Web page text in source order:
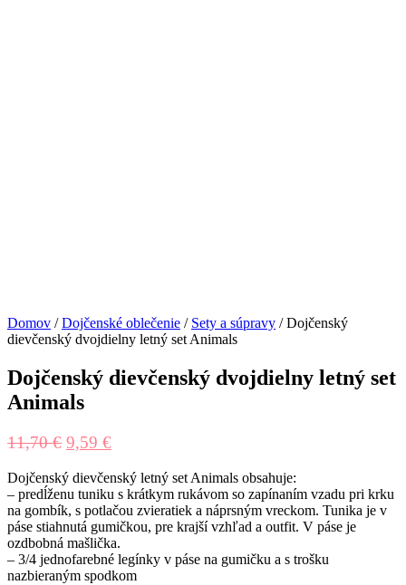
Domov /Dojčenské oblečenie / Sety a súpravy / Dojčenský
dievčenský dvojdielny letný set Animals
Dojčenský dievčenský dvojdielny letný set
Animals
11,70€ 9,59 €
Dojčenský dievčenský letný set Animals obsahuje:
– predĺženu tuniku s krátkym rukávom so zapínaním vzadu pri krku
na gombík, s potlačou zvieratiek a náprsným vreckom. Tunika je v
páse stiahnutá gumičkou, pre krajší vzhľad a outfit. V páse je
ozdbobná mašlička.
– 3/4 jednofarebné legínky v páse na gumičku a s trošku
nazbieraným spodkom